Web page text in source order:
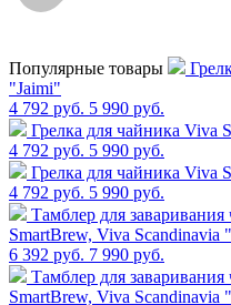
Популярные товары
"Jaimi"
4 792 руб. 5 990 руб.
Грелка для чайника Viva
4 792 руб. 5 990 руб.
Грелка для чайника Viva
4 792 руб. 5 990 руб.
Тамблер для
SmartBrew, Viva Scandinavia
6 392 руб. 7 990 руб.
Тамблер для
SmartBrew, Viva Scandinavia